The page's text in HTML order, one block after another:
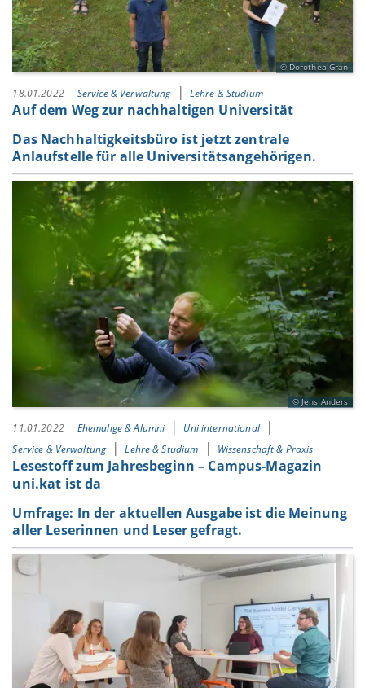
Dorothea Gran
18.01.2022 Service & Verwaltung Lehre & Studium
Auf dem Weg zur nachhaltigen Universität
Das Nachhaltigkeitsbüro ist jetzt zentrale
Anlaufstelle für alle Universitätsangehörigen.
Jens Anders
11.01.2022 Ehemalige & Alumni
Uni international
Service & Verwaltung
Lehre & Studium Wissenschaft & Praxis
Lesestoff zum Jahresbeginn – Campus-Magazin
uni.kat ist da
Umfrage: In der aktuellen Ausgabe ist die Meinung
aller Leserinnen und Leser gefragt.